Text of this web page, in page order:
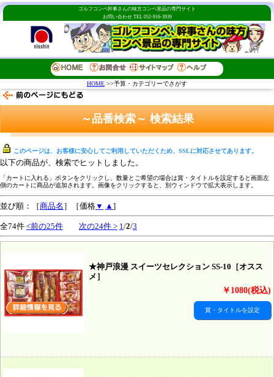
ゴルフコンペ幹事さんの味方コンペ景品の専門サイト
お問い合わせ TEL 052-916-3939
HOME >>予算・カテゴリーでさがす
～品番検索～ 検索結果
このページは、お客様に安心してご利用していただくため、SSLに対応させてあります。
以下の商品が、検索でヒットしました。
「カートに入れる」ボタンをクリックし、数量とご希望の場合は賞・タイトルを設定すると画面左
側のカートに商品が追加されます。画像をクリックすると、別ウィンドウで拡大表示します。
並び順：［商品名 ］［価格▼ ▲ ]
全74件 <前の25件 次の24件 > 1 /2/3
★神戸浪漫 スイーツセレクション SS-10［オスス
メ］
￥1080(税込)
賞・タイトルを設定